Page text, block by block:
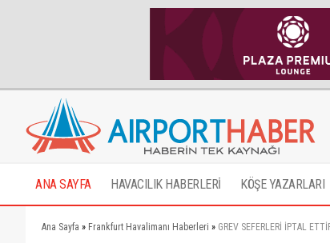
ANA SAYFA HAVACILIK HABERLERİ KÖŞE YAZARLARI
Ana Sayfa » Frankfurt Havalimanı Haberleri » GREV SEFERLERİ İPTAL